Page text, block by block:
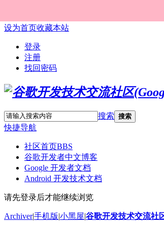
设为首页收藏本站
登录
注册
找回密码
搜索 搜索
快捷导航
社区首页BBS
谷歌开发者中文博客
Google 开发者文档
Android 开发技术文档
请先登录后才能继续浏览
Archiver|手机版|小黑屋|谷歌开发技术交流社